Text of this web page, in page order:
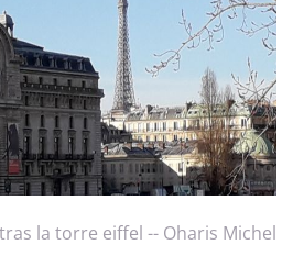
la torre eiffel -- Oharis Michel